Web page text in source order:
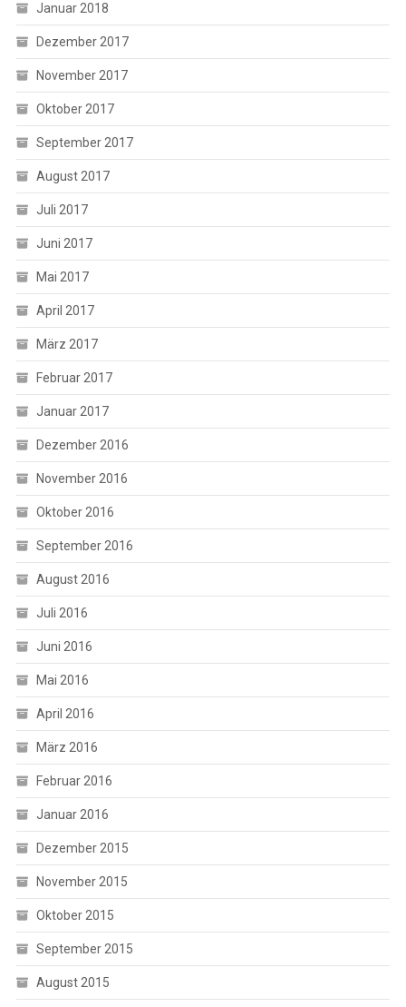
Januar 2018
Dezember 2017
November 2017
Oktober 2017
September 2017
August 2017
Juli 2017
Juni 2017
Mai 2017
April 2017
März 2017
Februar 2017
Januar 2017
Dezember 2016
November 2016
Oktober 2016
September 2016
August 2016
Juli 2016
Juni 2016
Mai 2016
April 2016
März 2016
Februar 2016
Januar 2016
Dezember 2015
November 2015
Oktober 2015
September 2015
August 2015